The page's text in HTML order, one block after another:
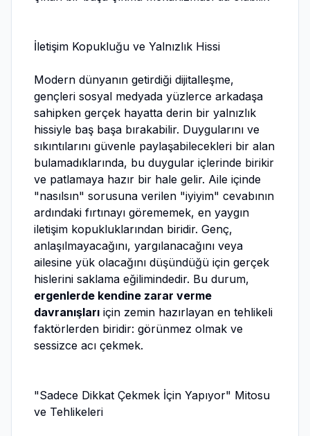
İletişim Kopukluğu ve Yalnızlık Hissi
Modern dünyanın getirdiği dijitalleşme,
gençleri sosyal medyada yüzlerce arkadaşa
sahipken gerçek hayatta derin bir yalnızlık
hissiyle baş başa bırakabilir. Duygularını ve
sıkıntılarını güvenle paylaşabilecekleri bir alan
bulamadıklarında, bu duygular içlerinde birikir
ve patlamaya hazır bir hale gelir. Aile içinde
"nasılsın" sorusuna verilen "iyiyim" cevabının
ardındaki fırtınayı görememek, en yaygın
iletişim kopukluklarından biridir. Genç,
anlaşılmayacağını, yargılanacağını veya
ailesine yük olacağını düşündüğü için gerçek
hislerini saklama eğilimindedir. Bu durum,
ergenlerde kendine zarar verme
davranışları için zemin hazırlayan en tehlikeli
faktörlerden biridir: görünmez olmak ve
sessizce acı çekmek.
"Sadece Dikkat Çekmek İçin Yapıyor" Mitosu
ve Tehlikeleri